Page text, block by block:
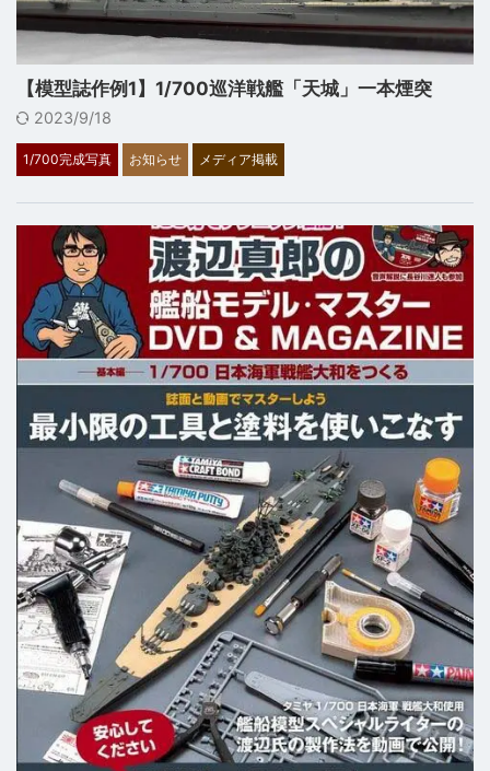
【模型誌作例1】1/700巡洋戦艦「天城」一本煙突
2023/9/18
1/700完成写真 お知らせ メディア掲載